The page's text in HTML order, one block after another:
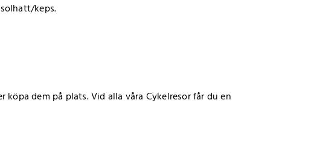
keps.
dem på plats. Vid alla våra Cykelresor får du en